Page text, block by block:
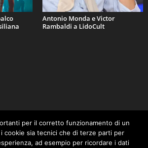
Antonio Monda e Victor
Rambaldi a LidoCult
per il corretto funzionamento di un
cookie sia tecnici che di terze parti per
ad esempio per ricordare i dati